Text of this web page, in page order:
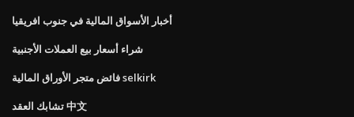
أخبار الأسواق المالية في جنوب افريقيا
شراء أسعار بيع العملات الأجنبية
فائض متجر الأوراق المالية selkirk
تشابك العقد 中文